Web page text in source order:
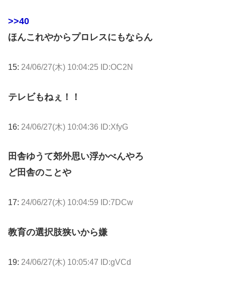
>>40
ほんこれやからプロレスにもならん
15: 24/06/27(木) 10:04:25 ID:OC2N
テレビもねぇ！！
16: 24/06/27(木) 10:04:36 ID:XfyG
田舎ゆうて郊外思い浮かべんやろ
ど田舎のことや
17: 24/06/27(木) 10:04:59 ID:7DCw
教育の選択肢狭いから嫌
19: 24/06/27(木) 10:05:47 ID:gVCd